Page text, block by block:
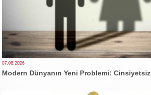
07.08.2026
Modern Dünyanın Yeni Problemi: